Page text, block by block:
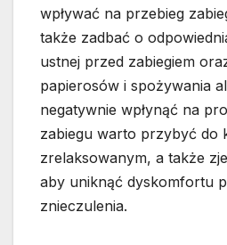
wpływać na przebieg
także zadbać o
ustnej przed zabiegiem
papierosów i spożywania
negatywnie wpłynąć na
zabiegu warto przybyć do
zrelaksowanym, a także
aby uniknąć dyskomfortu
znieczulenia.